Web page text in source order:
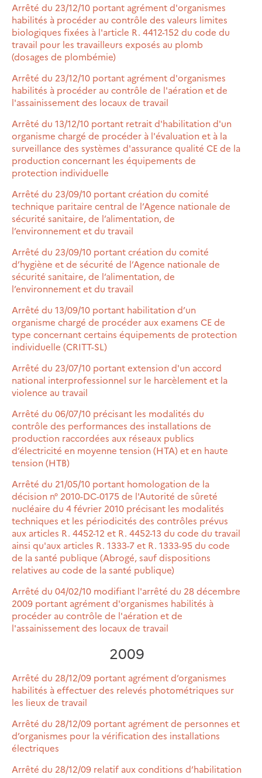
Arrêté du 23/12/10 portant agrément d'organismes
habilités à procéder au contrôle des valeurs limites
biologiques fixées à l'article R. 4412-152 du code du
travail pour les travailleurs exposés au plomb
(dosages de plombémie)
Arrêté du 23/12/10 portant agrément d'organismes
habilités à procéder au contrôle de l'aération et de
l'assainissement des locaux de travail
Arrêté du 13/12/10 portant retrait d'habilitation d'un
organisme chargé de procéder à l'évaluation et à la
surveillance des systèmes d'assurance qualité CE de la
production concernant les équipements de
protection individuelle
Arrêté du 23/09/10 portant création du comité
technique paritaire central de l’Agence nationale de
sécurité sanitaire, de l’alimentation, de
l’environnement et du travail
Arrêté du 23/09/10 portant création du comité
d’hygiène et de sécurité de l’Agence nationale de
sécurité sanitaire, de l’alimentation, de
l’environnement et du travail
Arrêté du 13/09/10 portant habilitation d’un
organisme chargé de procéder aux examens CE de
type concernant certains équipements de protection
individuelle (CRITT-SL)
Arrêté du 23/07/10 portant extension d'un accord
national interprofessionnel sur le harcèlement et la
violence au travail
Arrêté du 06/07/10 précisant les modalités du
contrôle des performances des installations de
production raccordées aux réseaux publics
d’électricité en moyenne tension (HTA) et en haute
tension (HTB)
Arrêté du 21/05/10 portant homologation de la
décision n° 2010-DC-0175 de l'Autorité de sûreté
nucléaire du 4 février 2010 précisant les modalités
techniques et les périodicités des contrôles prévus
aux articles R. 4452-12 et R. 4452-13 du code du travail
ainsi qu'aux articles R. 1333-7 et R. 1333-95 du code
de la santé publique (Abrogé, sauf dispositions
relatives au code de la santé publique)
Arrêté du 04/02/10 modifiant l'arrêté du 28 décembre
2009 portant agrément d'organismes habilités à
procéder au contrôle de l'aération et de
l'assainissement des locaux de travail
2009
Arrêté du 28/12/09 portant agrément d’organismes
habilités à effectuer des relevés photométriques sur
les lieux de travail
Arrêté du 28/12/09 portant agrément de personnes et
d’organismes pour la vérification des installations
électriques
Arrêté du 28/12/09 relatif aux conditions d’habilitation